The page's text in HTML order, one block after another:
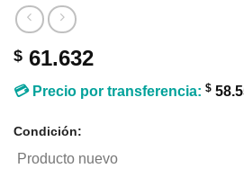
$ 61.632
💳 Precio por transferencia: $
Condición:
Producto nuevo